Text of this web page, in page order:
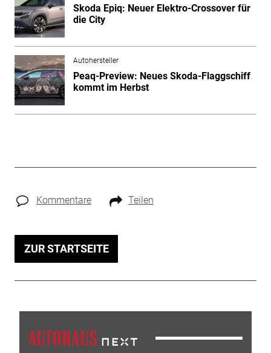
Skoda Epiq: Neuer Elektro-Crossover für
die City
Autohersteller
Peaq-Preview: Neues Skoda-Flaggschiff
kommt im Herbst
Kommentare Teilen
ZUR STARTSEITE